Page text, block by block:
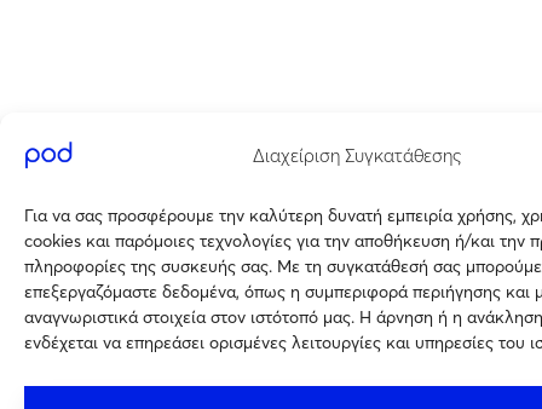
Διαχείριση Συγκατάθεσης
Για να σας προσφέρουμε την καλύτερη δυνατή εμπειρία χρήσης,
cookies και παρόμοιες τεχνολογίες για την αποθήκευση ή/και την
πληροφορίες της συσκευής σας. Με τη συγκατάθεσή σας
επεξεργαζόμαστε δεδομένα, όπως η συμπεριφορά περιήγησης και
αναγνωριστικά στοιχεία στον ιστότοπό μας. Η άρνηση ή η
ενδέχεται να επηρεάσει ορισμένες λειτουργίες και υπηρεσίες του